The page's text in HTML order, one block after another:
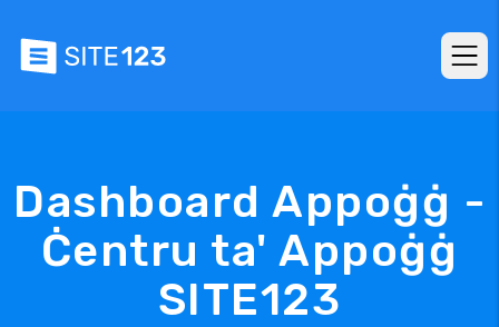
Dashboard Appoġġ -
Ċentru ta' Appoġġ
SITE123